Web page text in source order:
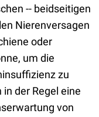
-- beidseitigen
Nierenversagen
oder
um die
zu
der Regel eine
von